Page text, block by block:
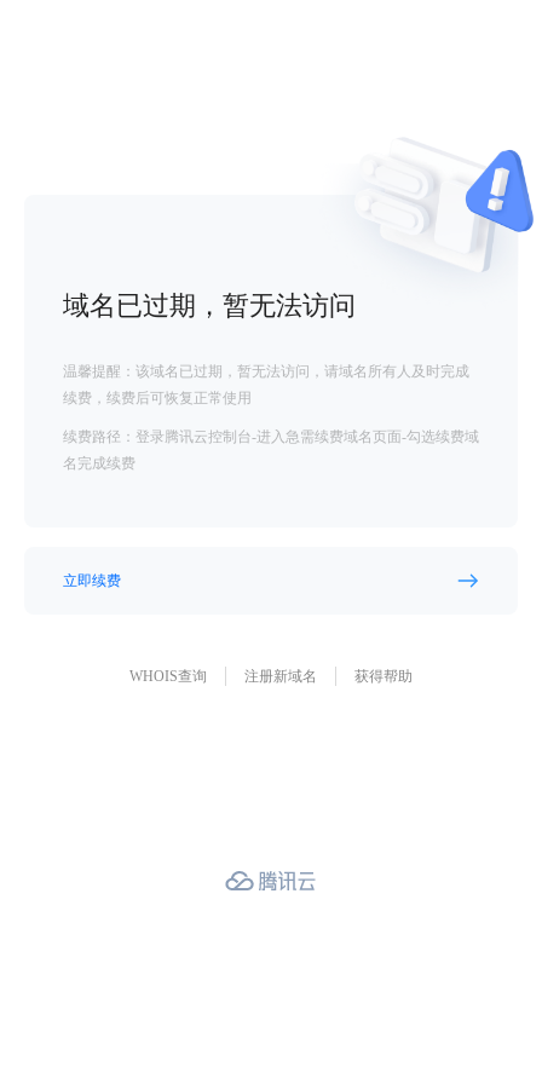
域名已过期，暂无法访问
温馨提醒：该域名已过期，暂无法访问，请域名所有人及时完成
续费，续费后可恢复正常使用
续费路径：登录腾讯云控制台-进入急需续费域名页面-勾选续费域
名完成续费
立即续费
WHOIS查询 注册新域名 获得帮助